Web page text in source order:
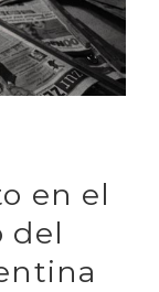
en el
del